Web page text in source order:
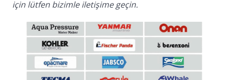
için lütfen bizimle iletişime geçin.